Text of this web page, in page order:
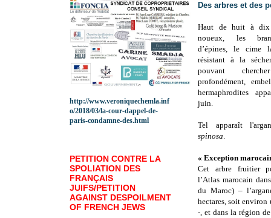
Des arbres et des
Haut de huit à dix
noueux, les
d’épines, le cime
résistant à la
pouvant
profondément,
hermaphrodites
juin.
Tel apparaît
spinosa.
« Exception
Cet arbre fruitier
l’Atlas marocain
du Maroc) –
hectares, soit environ
-, et dans la région
http://www.veroniquechemla.inf
o/2018/03/la-cour-dappel-de-
paris-condamne-des.html
PETITION CONTRE LA
SPOLIATION DES
FRANÇAIS
JUIFS/PETITION
AGAINST DESPOILMENT
OF FRENCH JEWS